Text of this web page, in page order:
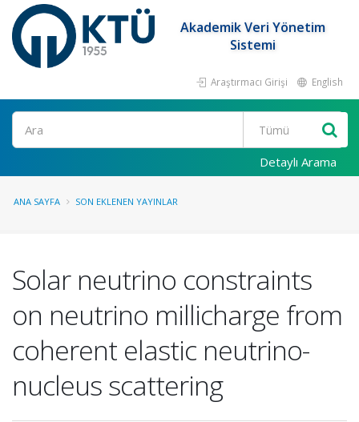
Akademik Veri Yönetim
Sistemi
Araştırmacı Girişi English
Ara
Detaylı Arama
ANA SAYFA SON EKLENEN YAYINLAR
Solar neutrino constraints
on neutrino millicharge from
coherent elastic neutrino-
nucleus scattering